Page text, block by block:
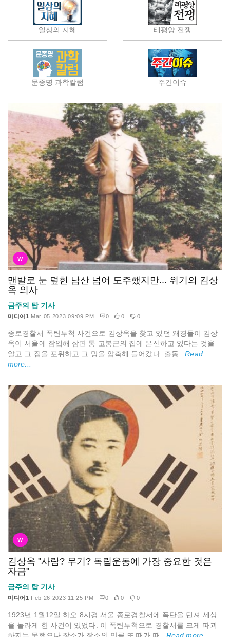
일상의 지혜 태평양 전쟁
문종명 과학칼럼 주간이슈
W
맨발로 눈 덮힌 남산 넘어 도주했지만... 위기의 김상
옥 의사
금주의 탑 기사
미디어1 Mar 05 2023 09:09 PM 0 0 0
종로경찰서 폭탄투척 사건으로 김상옥을 찾고 있던 왜경들이 김상
옥이 서울에 잠입해 삼판 통 고봉근의 집에 은신하고 있다는 것을
알고 그 집을 포위하고 그 망을 압축해 들어갔다. 출동...Read
more...
W
김상옥 "사람? 무기? 독립운동에 가장 중요한 것은
자금"
금주의 탑 기사
미디어1 Feb 26 2023 11:25 PM 0 0 0
1923년 1월12일 하오 8시경 서울 종로경찰서에 폭탄을 던져 세상
을 놀라게 한 사건이 있었다. 이 폭탄투척으로 경찰서를 크게 파괴
하지는 못했으나 장소가 장소인 만큼 또 때가 때... Read more...